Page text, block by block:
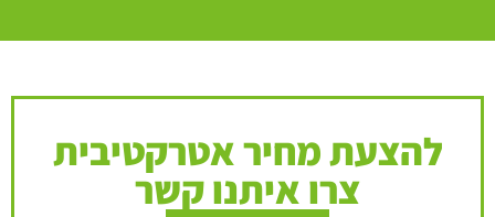
להצעת מחיר אטרקטיבית
צרו איתנו קשר